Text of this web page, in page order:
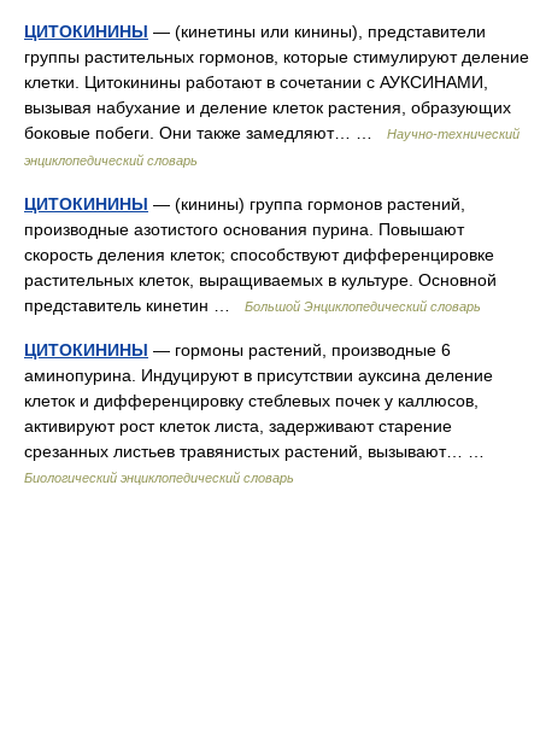
ЦИТОКИНИНЫ — (кинетины или кинины), представители
группы растительных гормонов, которые стимулируют деление
клетки. Цитокинины работают в сочетании с АУКСИНАМИ,
вызывая набухание и деление клеток растения, образующих
боковые побеги. Они также замедляют… …
Научно-технический
энциклопедический словарь
ЦИТОКИНИНЫ — (кинины) группа гормонов растений,
производные азотистого основания пурина. Повышают
скорость деления клеток; способствуют дифференцировке
растительных клеток, выращиваемых в культуре. Основной
представитель кинетин …
Большой Энциклопедический словарь
ЦИТОКИНИНЫ — гормоны растений, производные 6
аминопурина. Индуцируют в присутствии ауксина деление
клеток и дифференцировку стеблевых почек у каллюсов,
активируют рост клеток листа, задерживают старение
срезанных листьев травянистых растений, вызывают… …
Биологический энциклопедический словарь